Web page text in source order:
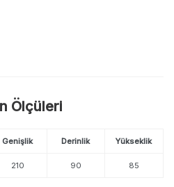
Ölçüleri
Genişlik Derinlik Yükseklik
210 90 85